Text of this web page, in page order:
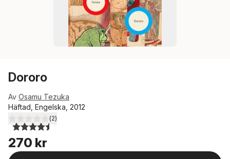
Dororo
Av Osamu Tezuka
Häftad, Engelska, 2012
4,5utav 5 stjärnor. Totalt antal röster:
(2)
270 kr